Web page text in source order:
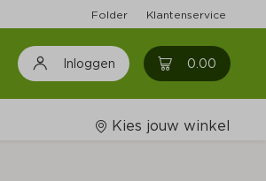
Folder Klantenservice
Inloggen 0.00 0
Kies jouw winkel